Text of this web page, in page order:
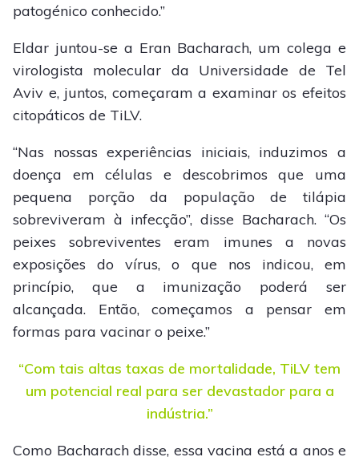
patogénico conhecido.”
Eldar juntou-se a Eran Bacharach, um colega e
virologista molecular da Universidade de Tel
Aviv e, juntos, começaram a examinar os efeitos
citopáticos de TiLV.
“Nas nossas experiências iniciais, induzimos a
doença em células e descobrimos que uma
pequena porção da população de tilápia
sobreviveram à infecção”, disse Bacharach. “Os
peixes sobreviventes eram imunes a novas
exposições do vírus, o que nos indicou, em
princípio, que a imunização poderá ser
alcançada. Então, começamos a pensar em
formas para vacinar o peixe.”
“Com tais altas taxas de mortalidade, TiLV tem
um potencial real para ser devastador para a
indústria.”
Como Bacharach disse, essa vacina está a anos e